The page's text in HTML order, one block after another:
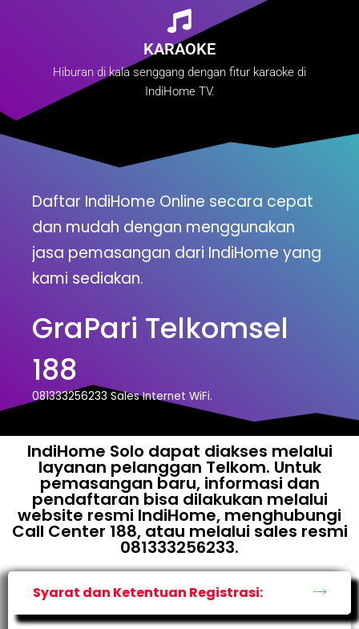
KARAOKE
Hiburan di kala senggang dengan fitur karaoke di
IndiHome TV.
Daftar IndiHome Online secara cepat
dan mudah dengan menggunakan
jasa pemasangan dari IndiHome yang
kami sediakan.
GraPari Telkomsel
188
081333256233 Sales Internet WiFi.
IndiHome Solo dapat diakses melalui
layanan pelanggan Telkom. Untuk
pemasangan baru, informasi dan
pendaftaran bisa dilakukan melalui
website resmi IndiHome, menghubungi
Call Center 188, atau melalui sales resmi
081333256233.
Syarat dan Ketentuan Registrasi: